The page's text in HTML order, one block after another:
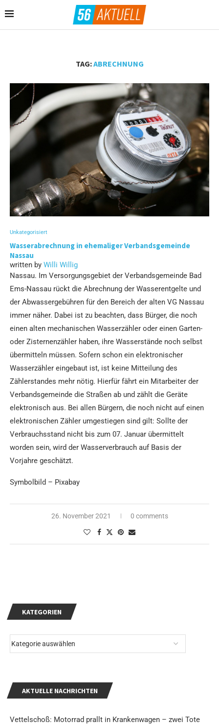
TAG:ABRECHNUNG
Unkategorisiert
Wasserabrechnung in ehemaliger Verbandsgemeinde
Nassau
written by Willi Willig
Nassau. Im Versorgungsgebiet der Verbandsgemeinde Bad
Ems-Nassau rückt die Abrechnung der Wasserentgelte und
der Abwassergebühren für den Bereich der alten VG Nassau
immer näher. Dabei ist zu beachten, dass Bürger, die noch
einen alten mechanischen Wasserzähler oder einen Garten-
oder Zisternenzähler haben, ihre Wasserstände noch selbst
übermitteln müssen. Sofern schon ein elektronischer
Wasserzähler eingebaut ist, ist keine Mitteilung des
Zählerstandes mehr nötig. Hierfür fährt ein Mitarbeiter der
Verbandsgemeinde die Straßen ab und zählt die Geräte
elektronisch aus. Bei allen Bürgern, die noch nicht auf einen
elektronischen Zähler umgestiegen sind gilt: Sollte der
Verbrauchsstand nicht bis zum 07. Januar übermittelt
worden sein, wird der Wasserverbrauch auf Basis der
Vorjahre geschätzt.
Symbolbild – Pixabay
26. November 2021 0 comments
KATEGORIEN
AKTUELLE NACHRICHTEN
Vettelschoß: Motorrad prallt in Krankenwagen – zwei Tote